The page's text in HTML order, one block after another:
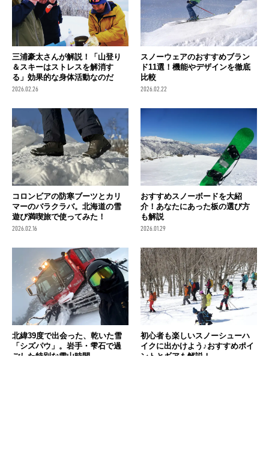
三浦豪太さんが解説！「山登り
＆スキーはストレスを解消す
る」効果的な身体活動なのだ
2026.02.26
スノーウェアのおすすめブラン
ド11選！機能やデザインを徹底
比較
2026.02.22
コロンビアの防寒ブーツとカリ
マーのバラクラバ。北海道の雪
遊び満喫旅で使ってみた！
2026.02.16
おすすめスノーボードを大紹
介！あなたにあった板の選び方
も解説
2026.01.29
北緯39度で出会った、乾いた雪
「シズパウ」。岩手・雫石で過
ごした特別な雪山時間
初心者も楽しいスノーシューハ
イクに出かけよう♪おすすめポイ
ントとギアも解説！